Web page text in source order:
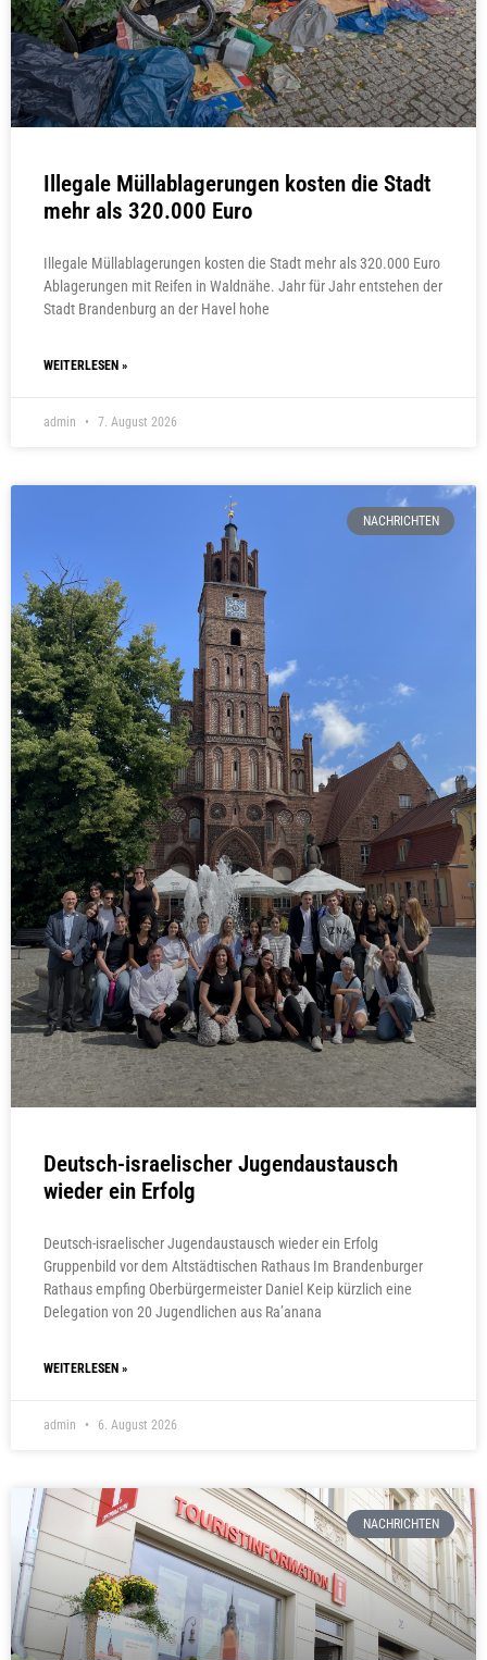
Illegale Müllablagerungen kosten die Stadt
mehr als 320.000 Euro
Illegale Müllablagerungen kosten die Stadt mehr als 320.000 Euro
Ablagerungen mit Reifen in Waldnähe. Jahr für Jahr entstehen der
Stadt Brandenburg an der Havel hohe
WEITERLESEN »
admin 7. August 2026
NACHRICHTEN
Deutsch-israelischer Jugendaustausch
wieder ein Erfolg
Deutsch-israelischer Jugendaustausch wieder ein Erfolg
Gruppenbild vor dem Altstädtischen Rathaus Im Brandenburger
Rathaus empfing Oberbürgermeister Daniel Keip kürzlich eine
Delegation von 20 Jugendlichen aus Ra’anana
WEITERLESEN »
admin 6. August 2026
NACHRICHTEN